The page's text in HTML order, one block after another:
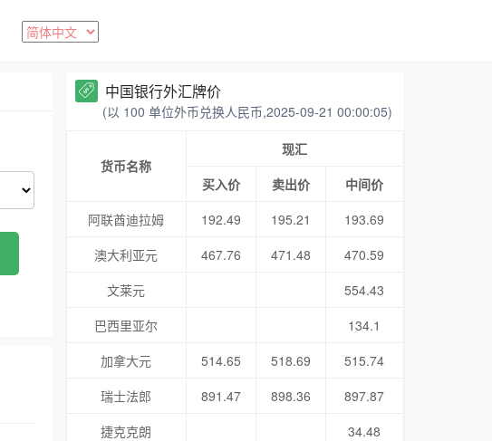
中国银行外汇牌价
(以 100 单位外币兑换人民币,2025-09-21 00:00:05)
货币名称
现汇
买入价
卖出价
中间价
阿联酋迪拉姆
192.49 195.21
193.69
澳大利亚元
467.76 471.48
470.59
文莱元
554.43
巴西里亚尔
134.1
加拿大元
514.65 518.69
515.74
瑞士法郎
891.47 898.36
897.87
捷克克朗
34.48